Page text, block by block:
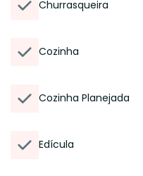
Churrasqueira
Cozinha
Cozinha Planejada
Edícula